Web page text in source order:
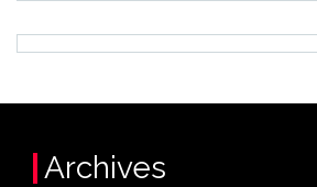
Archives